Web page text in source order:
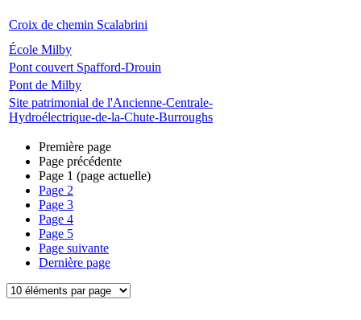
Croix de chemin Scalabrini
École Milby
Pont couvert Spafford-Drouin
Pont de Milby
Site patrimonial de l'Ancienne-Centrale-
Hydroélectrique-de-la-Chute-Burroughs
Première page
Page précédente
Page 1 (page actuelle)
Page 2
Page 3
Page 4
Page 5
Page suivante
Dernière page